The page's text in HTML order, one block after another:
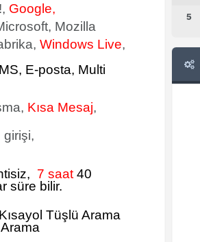
Google,
Mozilla
Windows Live,
E-posta, Multi
Kısa Mesaj,
girişi,
7 saat 40
süre bilir.
Tüşlü Arama
5